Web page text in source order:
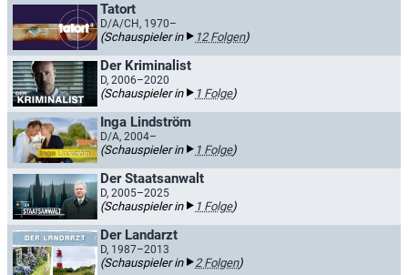
Tatort
D/A/CH, 1970–
(Schauspieler in 12 Folgen)
Der Kriminalist
D, 2006–2020
(Schauspieler in 1 Folge)
Inga Lindström
D/A, 2004–
(Schauspieler in 1 Folge)
Der Staatsanwalt
D, 2005–2025
(Schauspieler in 1 Folge)
Der Landarzt
D, 1987–2013
(Schauspieler in 2 Folgen)